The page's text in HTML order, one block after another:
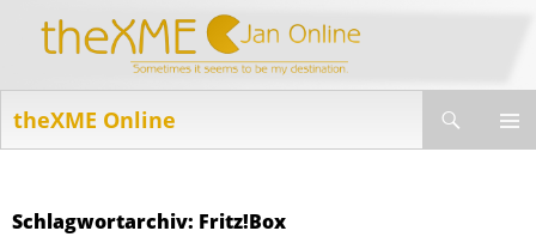
theXME Online
Schlagwortarchiv: Fritz!Box